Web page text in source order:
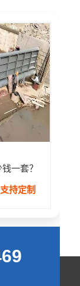
一套？
持定制